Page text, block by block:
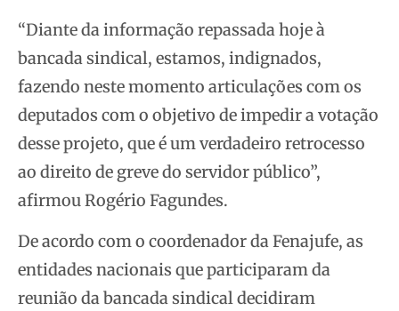
“Diante da informação repassada hoje à
bancada sindical, estamos, indignados,
fazendo neste momento articulações com os
deputados com o objetivo de impedir a votação
desse projeto, que é um verdadeiro retrocesso
ao direito de greve do servidor público”,
afirmou Rogério Fagundes.
De acordo com o coordenador da Fenajufe, as
entidades nacionais que participaram da
reunião da bancada sindical decidiram